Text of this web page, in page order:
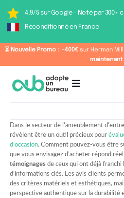
4,9/5 sur Google - Noté par 300+
Reconditionné en France
⏳ Nouvelle Promo : -400€ sur Herman
maintenant
Dans le secteur de l’ameublement
révèlent être un outil précieux pour
d’occasion. Comment pouvez-vous être
que vous envisagez d’acheter répond
témoignages de ceux qui ont déjà
d’informations clés. Les avis clients
des critères matériels et esthétiques,
perspective authentique sur la durabilité